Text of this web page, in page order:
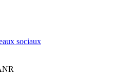
sociaux